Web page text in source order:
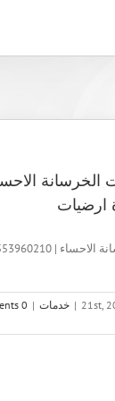
| خدمات |
0 Comments